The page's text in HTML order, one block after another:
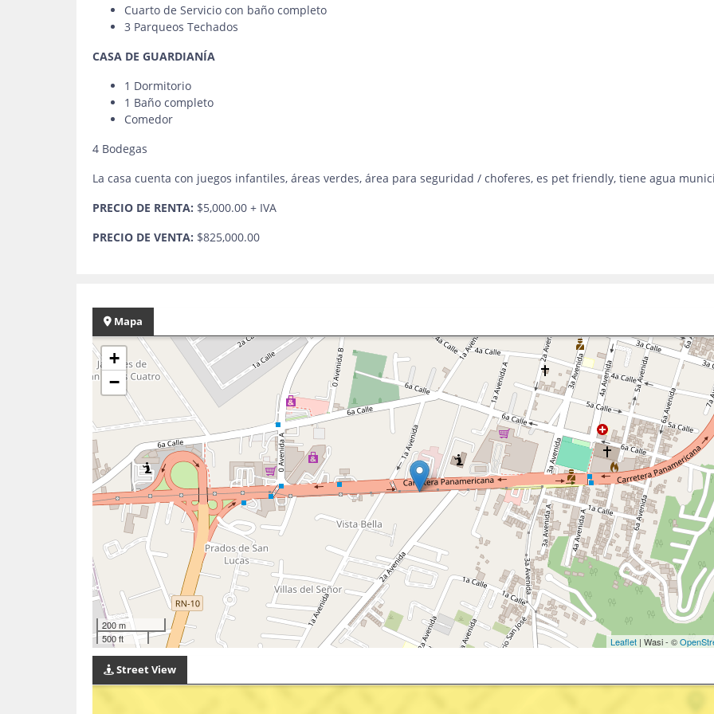
Cuarto de Servicio con baño completo
3 Parqueos Techados
CASA DE GUARDIANÍA
1 Dormitorio
1 Baño completo
Comedor
4 Bodegas
La casa cuenta con juegos infantiles, áreas verdes, área para seguridad / choferes, es pet friendly, tiene agua
PRECIO DE RENTA: $5,000.00 + IVA
PRECIO DE VENTA: $825,000.00
Mapa
+
−
200 m
500 ft
Leaflet | Wasi - ©
Street View